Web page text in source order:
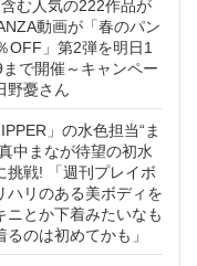
む人気の222作品が
動画が「春のパン
OFF」第2弾を明日1
で開催～キャンペー
野憂さん
」の水色担当“ま
中まなが待望の初水
挑戦! 「週刊プレイボ
ハリのある美ボディを
ニとか下着みたいなも
のは初めてかも」